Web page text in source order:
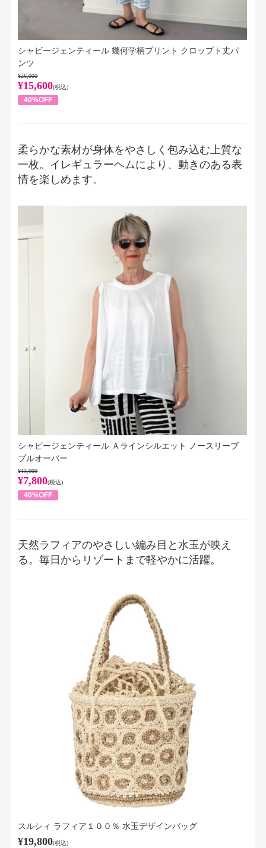
シャビージェンティール 幾何学柄プリント クロップト丈パ
ンツ
¥26,000
¥15,600(税込)
40%OFF
柔らかな素材が身体をやさしく包み込む上質な
一枚。イレギュラーヘムにより、動きのある表
情を楽しめます。
シャビージェンティール Ａラインシルエット ノースリーブ
プルオーバー
¥13,000
¥7,800(税込)
40%OFF
天然ラフィアのやさしい編み目と水玉が映え
る。毎日からリゾートまで軽やかに活躍。
スルシィ ラフィア１００％ 水玉デザインバッグ
¥19,800(税込)